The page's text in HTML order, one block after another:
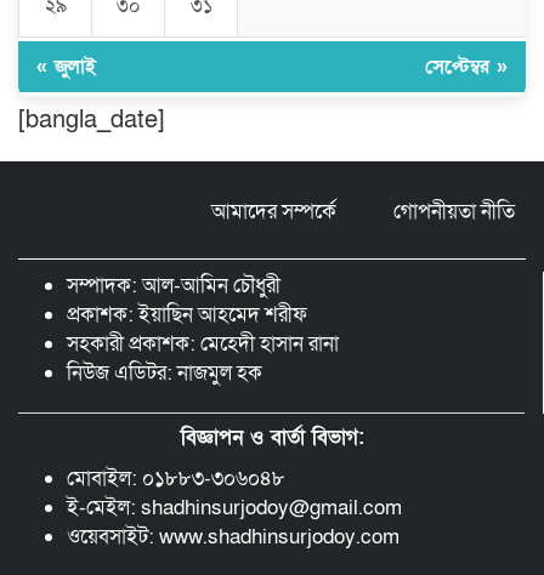
ফেন্সিডিল ও ৩২ হাজার টাকা উদ্ধার, আটক ১
মাদকবিরোধী ক্যাম্পেইন
ফয়জুন্নেসা চৌধুরানী স্বর্ণপদক’ পেলেন কবি
এম. আব্দুল কাইয়ুম
২৯ ৩০ ৩১
« জুলাই সেপ্টেম্বর »
[bangla_date]
আমাদের সম্পর্কে গোপনীয়তা নীতি
সম্পাদক: আল-আমিন চৌধুরী
প্রকাশক: ইয়াছিন আহমেদ শরীফ
সহকারী প্রকাশক: মেহেদী হাসান রানা
নিউজ এডিটর: নাজমুল হক
বিজ্ঞাপন ও বার্তা বিভাগ:
মোবাইল: ০১৮৮৩-৩০৬০৪৮
ই-মেইল: shadhinsurjodoy@gmail.com
ওয়েবসাইট: www.shadhinsurjodoy.com